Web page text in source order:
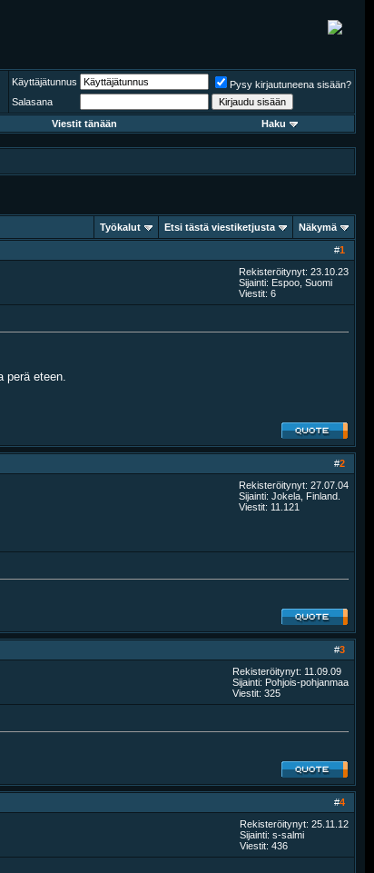
Käyttäjätunnus
Pysy kirjautuneena sisään?
Salasana
Viestit tänään Haku
Työkalut Etsi tästä viestiketjusta Näkymä
#1
Rekisteröitynyt: 23.10.23
Sijainti: Espoo, Suomi
Viestit: 6
perä eteen.
#2
Rekisteröitynyt: 27.07.04
Sijainti: Jokela, Finland.
Viestit: 11.121
#3
Rekisteröitynyt: 11.09.09
Sijainti: Pohjois-pohjanmaa
Viestit: 325
#4
Rekisteröitynyt: 25.11.12
Sijainti: s-salmi
Viestit: 436